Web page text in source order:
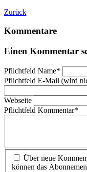
Zurück
Kommentare
Einen Kommentar
Pflichtfeld Name*
Pflichtfeld E-Mail (wird
Webseite
Pflichtfeld Kommentar*
Über neue
können das